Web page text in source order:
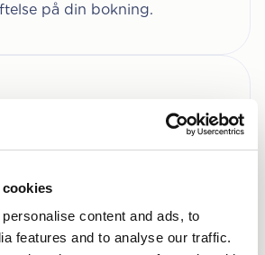
content and ads, to
features and to analyse our traffic.
på din bokning.
sker senast 24 timmar